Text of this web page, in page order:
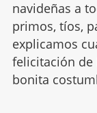
navideñas a
primos, tíos,
explicamos
felicitación de
bonita